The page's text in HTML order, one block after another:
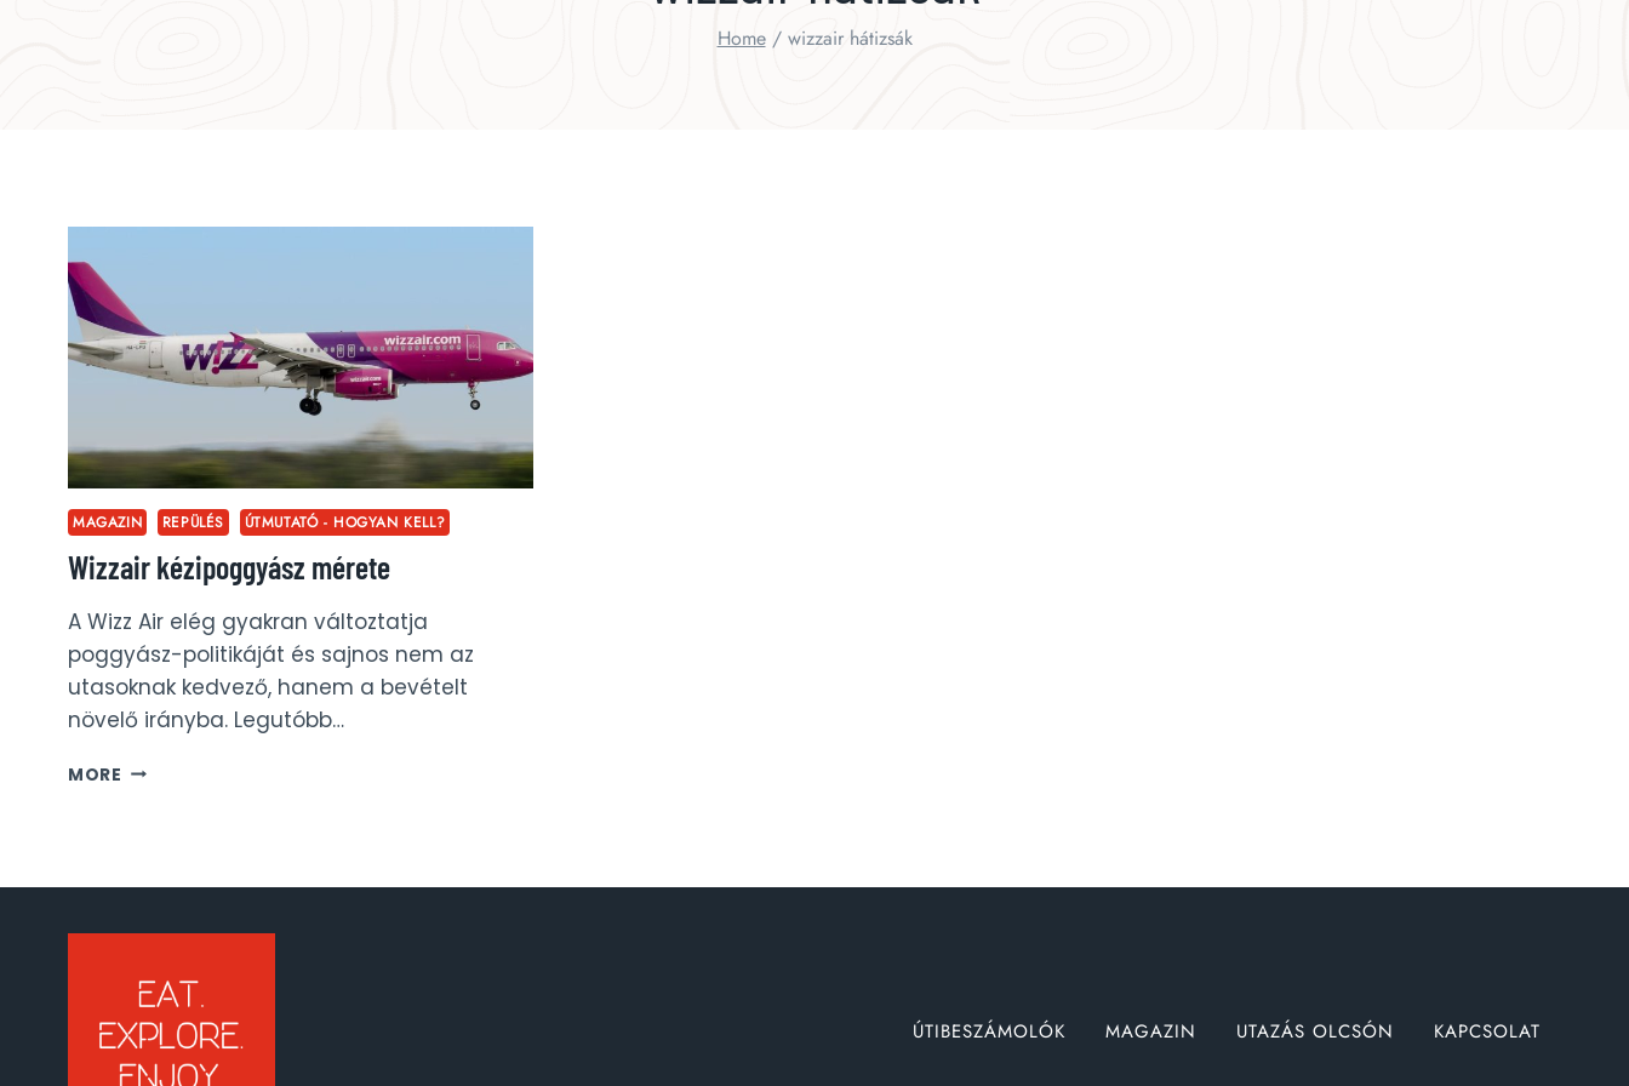
Home / wizzair hátizsák
MAGAZIN REPÜLÉS ÚTMUTATÓ - HOGYAN KELL?
Wizzair kézipoggyász mérete
A Wizz Air elég gyakran változtatja
poggyász-politikáját és sajnos nem az
utasoknak kedvező, hanem a bevételt
növelő irányba. Legutóbb…
MORE WIZZAIR
ÚTIBESZÁMOLÓK MAGAZIN UTAZÁS OLCSÓN KAPCSOLAT